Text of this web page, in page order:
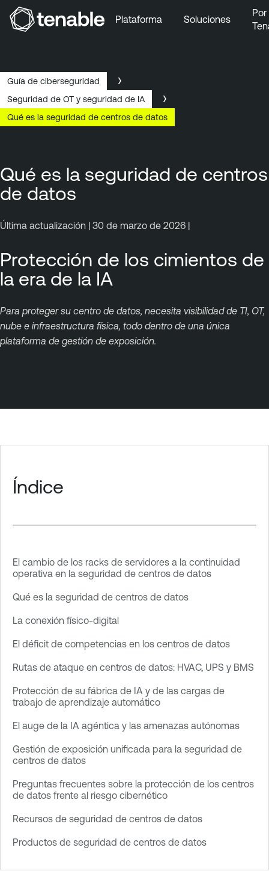
Ir al pie de página
Plataforma Soluciones
Guía de ciberseguridad
Seguridad de OT y seguridad de IA
Qué es la seguridad de centros de datos
Qué es la seguridad de centros
de datos
Última actualización | 30 de marzo de 2026 |
Protección de los cimientos de
la era de la IA
Para proteger su centro de datos, necesita visibilidad de TI, OT,
nube e infraestructura física, todo dentro de una única
plataforma de gestión de exposición.
Índice
El cambio de los racks de servidores a la continuidad
operativa en la seguridad de centros de datos
Qué es la seguridad de centros de datos
La conexión físico-digital
El déficit de competencias en los centros de datos
Rutas de ataque en centros de datos: HVAC, UPS y BMS
Protección de su fábrica de IA y de las cargas de
trabajo de aprendizaje automático
El auge de la IA agéntica y las amenazas autónomas
Gestión de exposición unificada para la seguridad de
centros de datos
Preguntas frecuentes sobre la protección de los centros
de datos frente al riesgo cibernético
Recursos de seguridad de centros de datos
Productos de seguridad de centros de datos